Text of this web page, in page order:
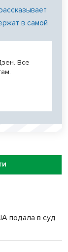
в самой
Все
подала в суд